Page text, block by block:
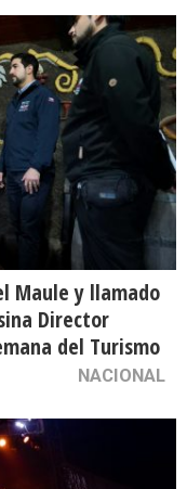
Maule y llamado
Director
del Turismo
NACIONAL